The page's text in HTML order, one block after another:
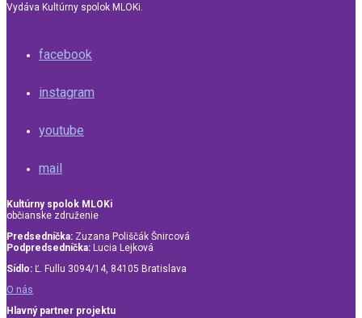
Vydáva Kultúrny spolok MLOKi.
facebook
instagram
youtube
mail
Kultúrny spolok MLOKi
občianske združenie
Predsedníčka: Zuzana Poliščák Šnircová
Podpredsedníčka: Lucia Lejková
Sídlo: Ľ. Fullu 3094/14, 84105 Bratislava
O nás
Hlavný partner projektu